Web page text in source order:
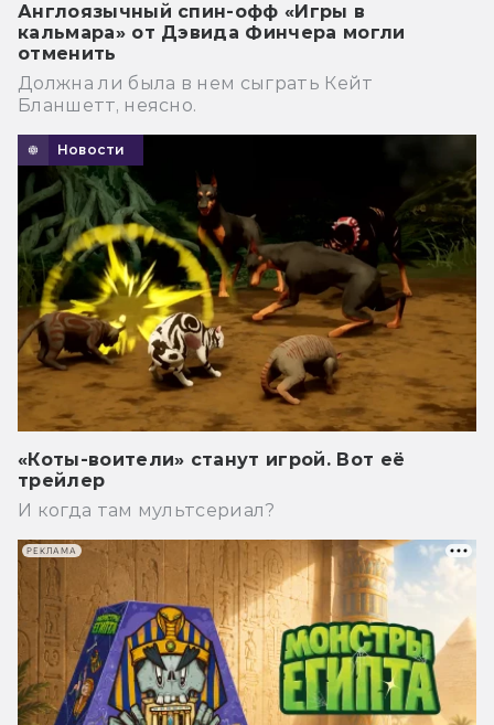
Англоязычный спин-офф «Игры в
кальмара» от Дэвида Финчера могли
отменить
Должна ли была в нем сыграть Кейт
Бланшетт, неясно.
Новости
«Коты-воители» станут игрой. Вот её
трейлер
И когда там мультсериал?
РЕКЛАМА